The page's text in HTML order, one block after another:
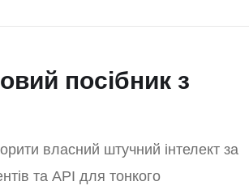
посібник з
власний штучний інтелект за
та API для тонкого